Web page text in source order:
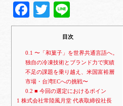
Fa
ce
ok
T
wi
tte
r
ne
目次
0.1 〜「和菓子」を世界共通言語へ。
独自の冷凍技術とブランド力で実績
不足の課題を乗り越え、米国富裕層
市場・台湾ECへの挑戦〜
0.2 ■ 今回の選定におけるポイン
1 株式会社常陸風月堂 代表取締役社長